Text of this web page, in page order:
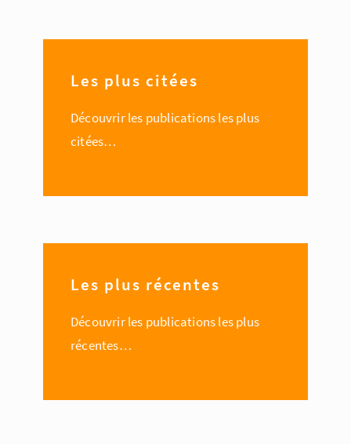
Les plus citées
Découvrir les publications les plus
citées…
Les plus récentes
Découvrir les publications les plus
récentes…